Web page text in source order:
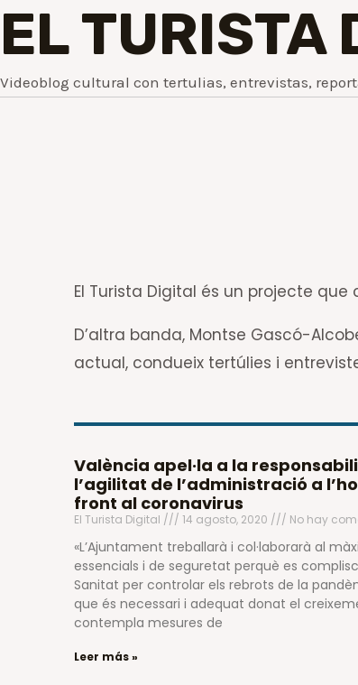
EL TURISTA
Videoblog cultural con tertulias, entrevistas,
El Turista Digital és un projecte
D’altra banda, Montse Gascó-
actual, condueix tertúlies i
València apel·la a la
l’agilitat de l’administració a
front al coronavirus
El Turista Digital 14 agosto, 2020 No hay
«L’Ajuntament treballarà i col·laborarà al
essencials i de seguretat perquè es
Sanitat per controlar els rebrots de la
que és necessari i adequat donat el
contempla mesures de
Leer más »